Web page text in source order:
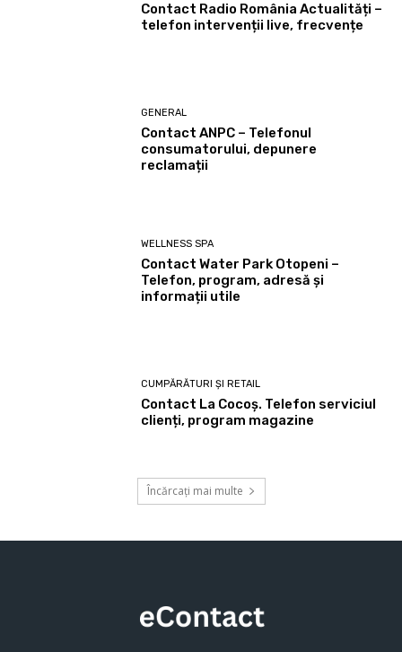
Contact Radio România Actualități –
telefon intervenții live, frecvențe
GENERAL
Contact ANPC – Telefonul
consumatorului, depunere
reclamații
WELLNESS SPA
Contact Water Park Otopeni –
Telefon, program, adresă și
informații utile
CUMPĂRĂTURI ȘI RETAIL
Contact La Cocoș. Telefon serviciul
clienți, program magazine
Încărcați mai multe